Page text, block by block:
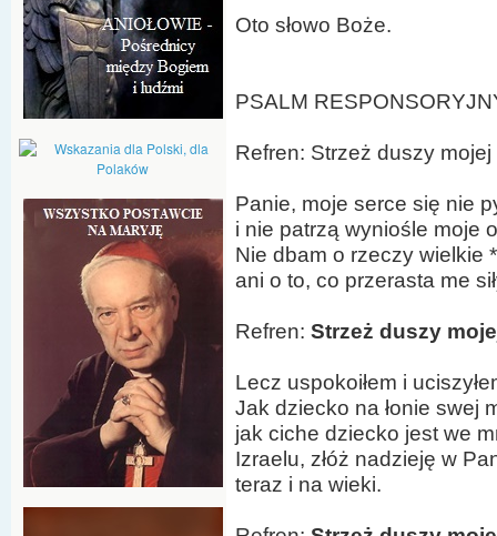
Oto słowo Boże.
PSALM
Refren: Strzeż duszy
Panie, moje serce się nie
i nie patrzą wyniośle moje
Nie dbam o rzeczy wielkie *
ani o to, co przerasta me
Refren: Strzeż duszy
Lecz uspokoiłem i
Jak dziecko na łonie swej
jak ciche dziecko jest we
Izraelu, złóż nadzieję w
teraz i na wieki.